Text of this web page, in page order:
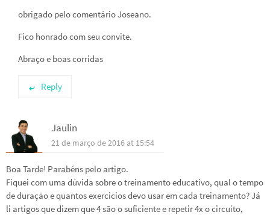
obrigado pelo comentário Joseano.
Fico honrado com seu convite.
Abraço e boas corridas
Reply
Jaulin
21 de março de 2016 at 15:54
Boa Tarde! Parabéns pelo artigo.
Fiquei com uma dúvida sobre o treinamento educativo, qual o tempo
de duração e quantos exercicios devo usar em cada treinamento? Já
li artigos que dizem que 4 são o suficiente e repetir 4x o circuito,